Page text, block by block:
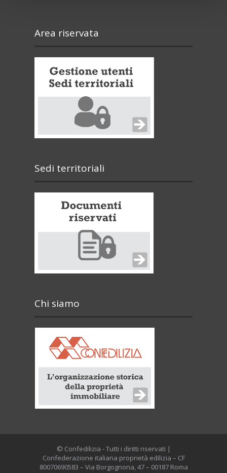
Area riservata
Sedi territoriali
Chi siamo
© Confedilizia - Tutti i diritti riservati |
Confederazione italiana proprietà edilizia – CF
80070690583 – Via Borgognona, 47 – 00187 Roma